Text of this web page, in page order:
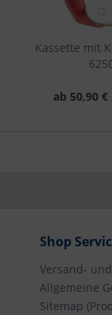
Kassette mit
ab 50,90 €
Shop
Versand-
Allgemeine
Sitemap